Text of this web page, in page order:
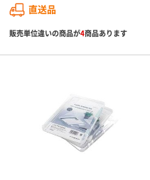
直送品
販売単位違いの商品が4商品あります